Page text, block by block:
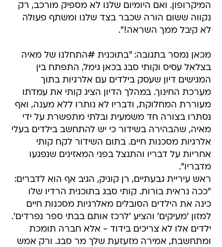
המיקרופון. ואם היומיום שלנו לא מספיק מורכב, רק
נקווה ששום הורה שכבר בצד שלנו ומשתף פעולה
לא קיבל ממך השראה!".
מכאן נמסר בתגובה: "בתוכנית #התחלנו של מאיה
בצלאל עסיס וקותי סבג בכאן גימל, התפתח בין
המגישים דיון שעסק בילדים עם אלרגיות בתוך
מערכת החינוך. במהלך הדיון הציג קותי את עמדתו
מעוררת המחלוקת, ודבריו לא נותרו ללא מענה, ואף
נסתרו בצורה חד משמעית ובלתי מתפשרת על ידי
מאיה, שהבהירה בשידור כי יש להתחשב בילדים בעלי
אלרגיות מסכנות חיים. בתום השידור לקח קותי
אחריות על דבריו והתנצל בפני המאזינים שנפגעו
מדבריו".
ראש עיריית גבעתיים, רן קוניק, הגיב אף הוא לדברים:
"ככה נראית בורות. קותי סבג בתוכנית הרדיו שלו
כינה את הילדים הסובלים מאלרגיות מסכנות חיים
למזון 'מעיקים' והציע 'לרכז אותם בבתי ספר נפרדים'.
ילדים אלו לא צריכים בידוד - אלא חברה תומכת
ומתחשבת, אמירה מזעזעת שלך מר סבג. ‏ורק אמש